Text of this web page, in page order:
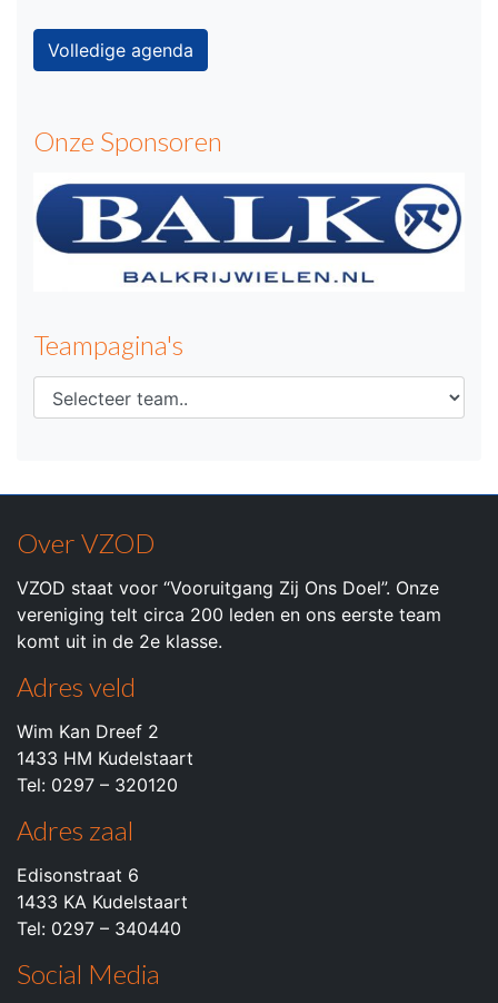
Volledige agenda
Onze Sponsoren
Teampagina's
Over VZOD
VZOD staat voor “Vooruitgang Zij Ons Doel”. Onze
vereniging telt circa 200 leden en ons eerste team
komt uit in de 2e klasse.
Adres veld
Wim Kan Dreef 2
1433 HM Kudelstaart
Tel: 0297 – 320120
Adres zaal
Edisonstraat 6
1433 KA Kudelstaart
Tel: 0297 – 340440
Social Media